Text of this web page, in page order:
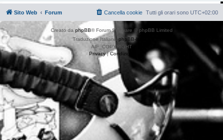
Sito Web Forum Tutti gli orari sono UTC+02:00
Cancella cookie
Creato da phpBB® Forum Software © phpBB Limited
Traduzione Italiana phpBB-Italia.it
AIF_COPYRIGHT
Privacy|Condizioni